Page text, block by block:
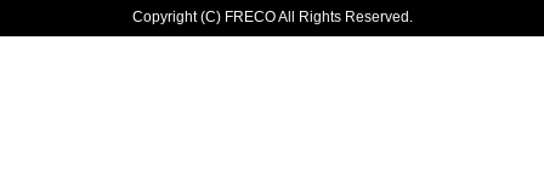
Copyright (C) FRECO All Rights Reserved.